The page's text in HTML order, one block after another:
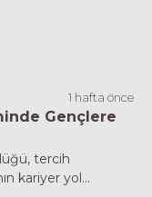
1 hafta önce
Gençlere
tercih
kariyer yol...